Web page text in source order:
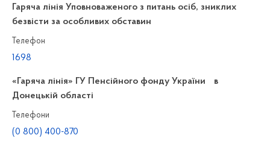
Гаряча лінія Уповноваженого з питань осіб, зниклих
безвісти за особливих обставин
Телефон
1698
«Гаряча лінія» ГУ Пенсійного фонду України в
Донецькій області
Телефони
(0 800) 400-870